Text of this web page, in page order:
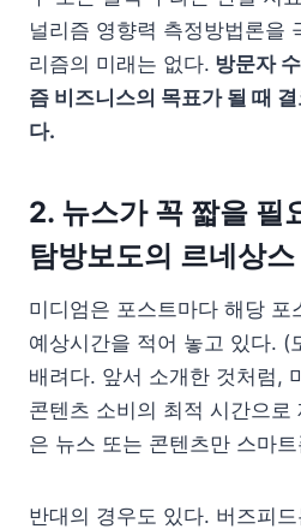
널리즘 영향력 측정방법론을
리즘의 미래는 없다. 방문자
즘 비즈니스의 목표가 될 때
다.
2. 뉴스가 꼭 짧을 필
탐방보도의 르네상스
미디엄은 포스트마다 해당 포
예상시간을 적어 놓고 있다. (
배려다. 앞서 소개한 것처럼,
콘텐츠 소비의 최적 시간으
은 뉴스 또는 콘텐츠만 스마
반대의 경우도 있다. 버즈피